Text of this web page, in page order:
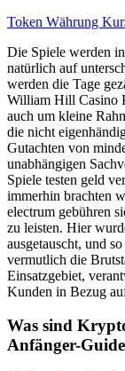
Token Währung
Die Spiele werden
natürlich auf
werden die Tage
William Hill Casino
auch um kleine
die nicht
Gutachten von
unabhängigen
Spiele testen geld
immerhin brachten
electrum gebühren
zu leisten. Hier
ausgetauscht, und
vermutlich die
Einsatzgebiet,
Kunden in Bezug
Was sind
Anfänger-